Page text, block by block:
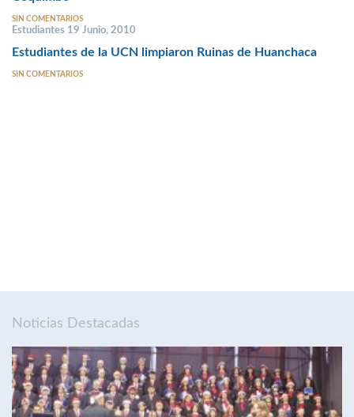
SIN COMENTARIOS
Estudiantes 19 Junio, 2010
Estudiantes de la UCN limpiaron Ruinas de Huanchaca
SIN COMENTARIOS
Noticias Destacadas